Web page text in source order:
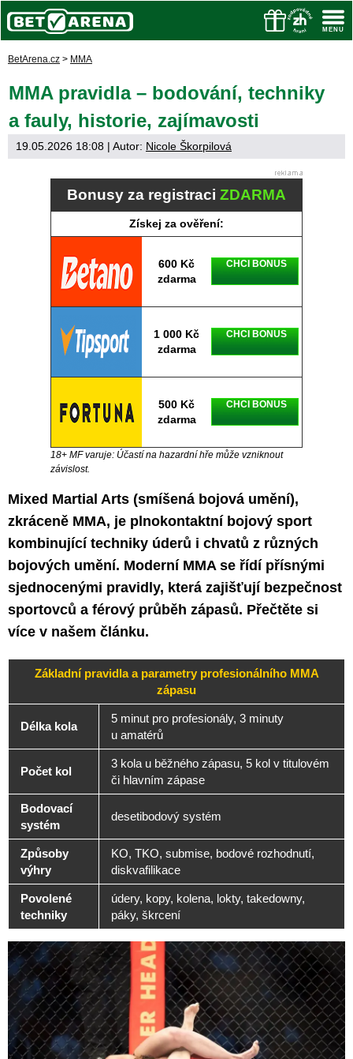
BetArena.cz > MMA
MMA pravidla – bodování, techniky
a fauly, historie, zajímavosti
19.05.2026 18:08 | Autor: Nicole Škorpilová
Bonusy za registraci ZDARMA
Získej za ověření:
600 Kč
zdarma
CHCI BONUS
1 000 Kč
zdarma
CHCI BONUS
500 Kč
zdarma
CHCI BONUS
18+ MF varuje: Účastí na hazardní hře může vzniknout
závislost.
Mixed Martial Arts (smíšená bojová umění),
zkráceně MMA, je plnokontaktní bojový sport
kombinující techniky úderů i chvatů z různých
bojových umění. Moderní MMA se řídí přísnými
sjednocenými pravidly, která zajišťují bezpečnost
sportovců a férový průběh zápasů. Přečtěte si
více v našem článku.
Základní pravidla a parametry profesionálního MMA
zápasu
Délka kola
5 minut pro profesionály, 3 minuty
u amatérů
Počet kol
3 kola u běžného zápasu, 5 kol v titulovém
či hlavním zápase
Bodovací
systém
desetibodový systém
Způsoby
výhry
KO, TKO, submise, bodové rozhodnutí,
diskvafilikace
Povolené
techniky
údery, kopy, kolena, lokty, takedowny,
páky, škrcení